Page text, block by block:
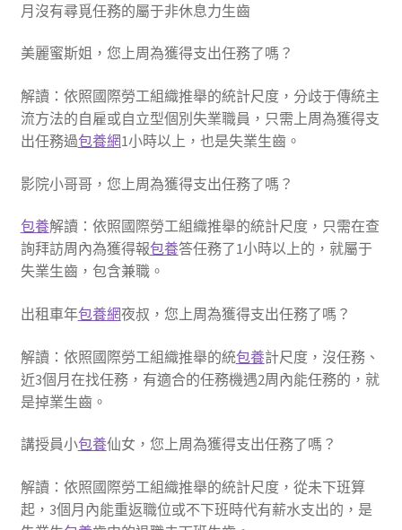
月沒有尋覓任務的屬于非休息力生齒
美麗蜜斯姐，您上周為獲得支出任務了嗎？
解讀：依照國際勞工組織推舉的統計尺度，分歧于傳統主
流方法的自雇或自立型個別失業職員，只需上周為獲得支
出任務過包養網1小時以上，也是失業生齒。
影院小哥哥，您上周為獲得支出任務了嗎？
包養解讀：依照國際勞工組織推舉的統計尺度，只需在查
詢拜訪周內為獲得報包養答任務了1小時以上的，就屬于
失業生齒，包含兼職。
出租車年包養網夜叔，您上周為獲得支出任務了嗎？
解讀：依照國際勞工組織推舉的統包養計尺度，沒任務、
近3個月在找任務，有適合的任務機遇2周內能任務的，就
是掉業生齒。
講授員小包養仙女，您上周為獲得支出任務了嗎？
解讀：依照國際勞工組織推舉的統計尺度，從未下班算
起，3個月內能重返職位或不下班時代有薪水支出的，是